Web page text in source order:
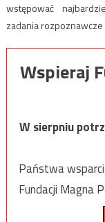
wstępować
zadania
Wspieraj
W sierpniu
Państwa
Fundacji Magna